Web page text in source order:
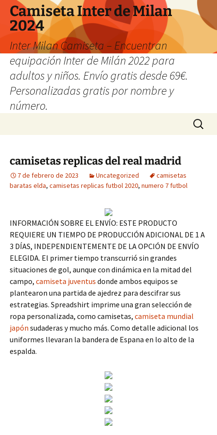
Camiseta Inter de Milan
2024
Inter Milan Camiseta – Encuentran
equipación Inter de Milán 2022 para
adultos y niños. Envío gratis desde 69€.
Personalizadas gratis por nombre y
número.
Buscar:
camisetas replicas del real madrid
7 de febrero de 2023 Uncategorized
camisetas
baratas elda, camisetas replicas futbol 2020, numero 7 futbol
INFORMACIÓN SOBRE EL ENVÍO: ESTE PRODUCTO
REQUIERE UN TIEMPO DE PRODUCCIÓN ADICIONAL DE 1 A
3 DÍAS, INDEPENDIENTEMENTE DE LA OPCIÓN DE ENVÍO
ELEGIDA. El primer tiempo transcurrió sin grandes
situaciones de gol, aunque con dinámica en la mitad del
campo, camiseta juventus donde ambos equipos se
plantearon una partida de ajedrez para descifrar sus
estrategias. Spreadshirt imprime una gran selección de
ropa personalizada, como camisetas, camiseta mundial
japón sudaderas y mucho más. Como detalle adicional los
uniformes llevaran la bandera de Espana en lo alto de la
espalda.